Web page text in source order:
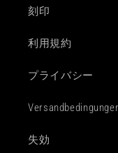
刻印
利用規約
プライバシー
失効